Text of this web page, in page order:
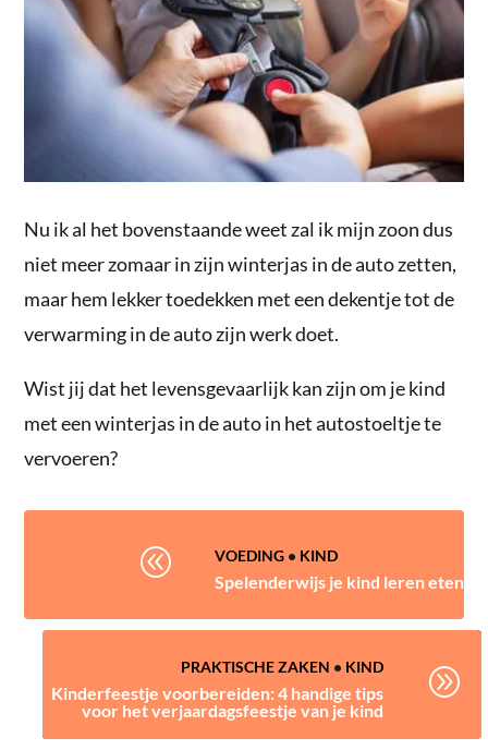
Nu ik al het bovenstaande weet zal ik mijn zoon dus
niet meer zomaar in zijn winterjas in de auto zetten,
maar hem lekker toedekken met een dekentje tot de
verwarming in de auto zijn werk doet.
Wist jij dat het levensgevaarlijk kan zijn om je kind
met een winterjas in de auto in het autostoeltje te
vervoeren?
@ VOEDING• KIND
Spelenderwijs je kind leren eten
PRAKTISCHE ZAKEN • KIND
Kinderfeestje voorbereiden: 4 handige tips
voor het verjaardagsfeestje van je kind
A